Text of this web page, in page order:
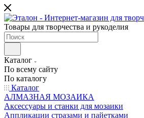
Товары для творчества и рукоделия
Каталог
По всему сайту
По каталогу
Каталог
АЛМАЗНАЯ МОЗАИКА
Аксессуары и станки для мозаики
Аппликации стразами и пайетками